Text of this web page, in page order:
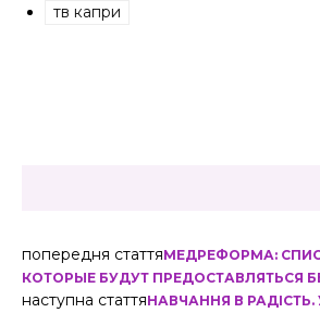
тв капри
попередня статтяМЕДРЕФОРМА:
КОТОРЫЕ БУДУТ ПРЕДОСТАВЛЯТЬСЯ
наступна статтяНАВЧАННЯ В РАДІСТЬ.